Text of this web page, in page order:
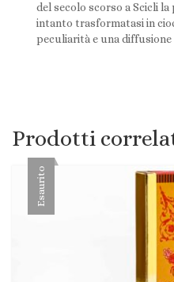
del secolo scorso a Scicli
intanto trasformatasi in
peculiarità e una diffusione
Prodotti
Esaurito